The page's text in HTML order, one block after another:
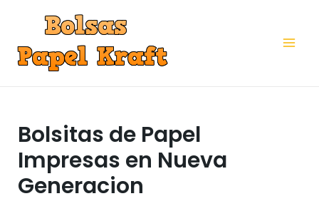
contenido
Bolsitas de Papel
Impresas en Nueva
Generacion